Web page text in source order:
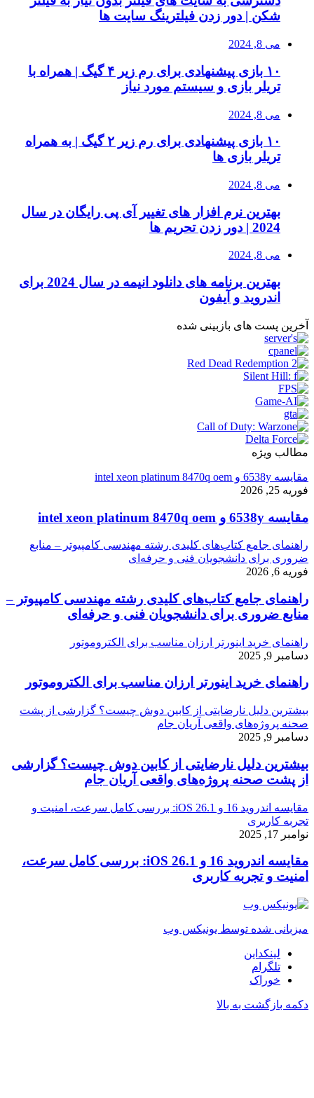
شکن | دور زدن فیلترینگ سایت ها
می 8, 2024
۱۰ بازی پیشنهادی برای رم زیر ۴ گیگ | همراه با
تریلر بازی و سیستم مورد نیاز
می 8, 2024
۱۰ بازی پیشنهادی برای رم زیر ۲ گیگ | به همراه
تریلر بازی ها
می 8, 2024
بهترین نرم افزار های تغییر آی پی رایگان در سال
2024 | دور زدن تحریم ها
می 8, 2024
بهترین برنامه های دانلود انیمه در سال 2024 برای
اندروید و آیفون
آخرین پست های بازبینی شده
مطالب ویژه
مقایسه 6538y و intel xeon platinum 8470q oem
فوریه 25, 2026
مقایسه 6538y و intel xeon platinum 8470q oem
راهنمای جامع کتاب‌های کلیدی رشته مهندسی کامپیوتر – منابع
ضروری برای دانشجویان فنی و حرفه‌ای
فوریه 6, 2026
راهنمای جامع کتاب‌های کلیدی رشته مهندسی کامپیوتر –
منابع ضروری برای دانشجویان فنی و حرفه‌ای
راهنمای خرید اینورتر ارزان مناسب برای الکتروموتور
دسامبر 9, 2025
راهنمای خرید اینورتر ارزان مناسب برای الکتروموتور
بیشترین دلیل نارضایتی از کابین دوش چیست؟ گزارشی از پشت
صحنه پروژه‌های واقعی آریان جام
دسامبر 9, 2025
بیشترین دلیل نارضایتی از کابین دوش چیست؟ گزارشی
از پشت صحنه پروژه‌های واقعی آریان جام
مقایسه اندروید 16 و iOS 26.1: بررسی کامل سرعت، امنیت و
تجربه کاربری
نوامبر 17, 2025
مقایسه اندروید 16 و iOS 26.1: بررسی کامل سرعت،
امنیت و تجربه کاربری
میزبانی شده توسط یونیکس وب
لینکداین
تلگرام
خوراک
دکمه بازگشت به بالا